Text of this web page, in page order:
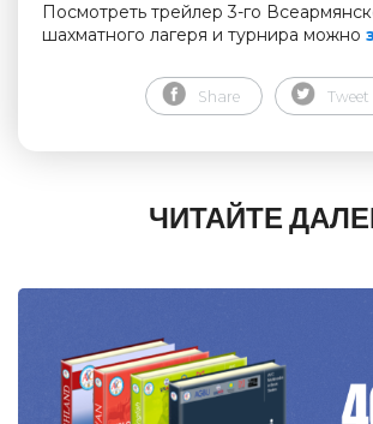
Посмотреть трейлер 3-го
шахматного лагеря и турнира можно
Share Tweet
ЧИТАЙТЕ